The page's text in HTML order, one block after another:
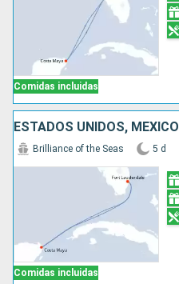
Comidas incluidas
ESTADOS UNIDOS, MÉXICO
Comidas incluidas
Brilliance of the Seas 5 d